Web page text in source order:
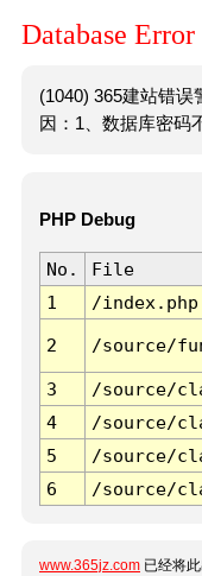
Database Error
(1040) 365建站错
因：1、数据库密码
PHP Debug
No. File
1
/index.php
2 /source/
3 /source/
4
/source/
5
/source/
6
/source/
www.365jz.com 已经将